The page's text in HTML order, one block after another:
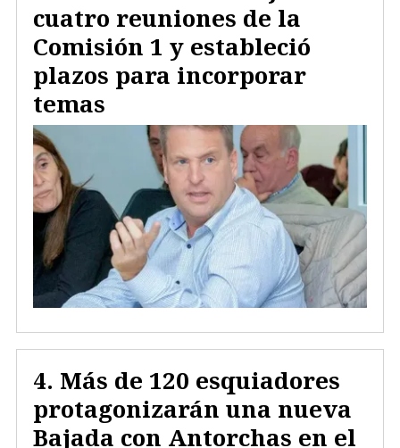
cuatro reuniones de la
Comisión 1 y estableció
plazos para incorporar
temas
Más de 120 esquiadores
protagonizarán una nueva
Bajada con Antorchas en el